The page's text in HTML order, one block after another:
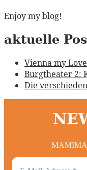
Enjoy my blog!
aktuelle
Vienna my
Burgtheater 2:
Die